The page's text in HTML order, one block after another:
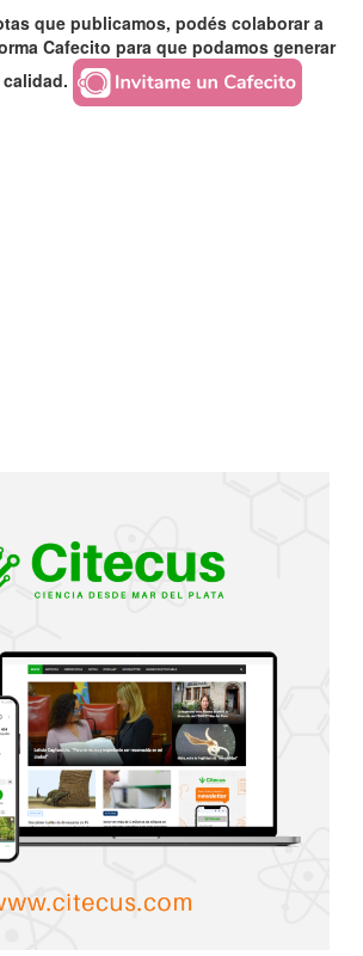
que publicamos, podés colaborar a
Cafecito para que podamos generar